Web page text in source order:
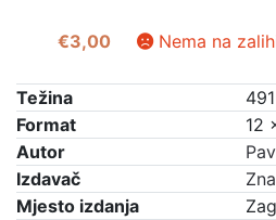
€3,00 Nema na
Težina
Format
12
Autor
Izdavač
Mjesto izdanja